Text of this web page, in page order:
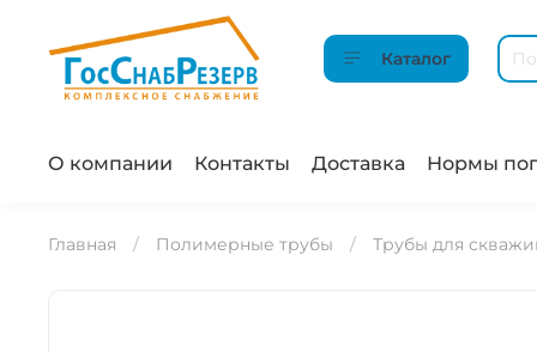
Каталог
О компании Контакты Доставка Нормы
Главная Полимерные трубы Трубы для